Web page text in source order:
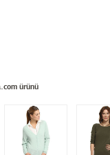
ürünü